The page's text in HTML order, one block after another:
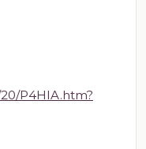
P4HIA.htm?